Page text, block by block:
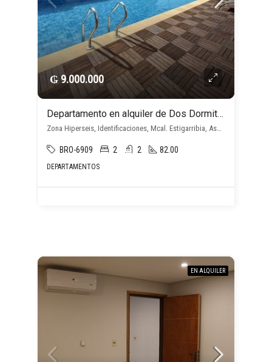
₲ 9.000.000
Departamento en alquiler de Dos Dormitorios en Suite en Mcal. Estigarribia
Zona Hiperseis, Identificaciones, Mcal. Estigarribia, Asunción D.C.
BRO-6909 2 2 82.00
DEPARTAMENTOS
EN ALQUILER